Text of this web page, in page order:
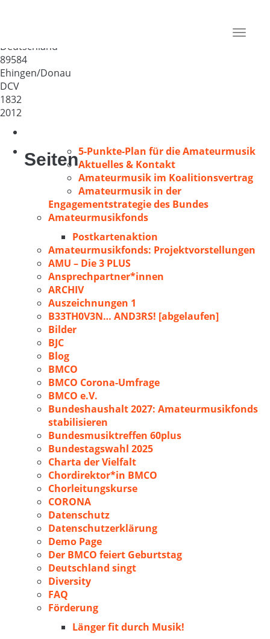
Toggle
Deutschland
89584
Ehingen/Donau
DCV
1832
2012
Seiten5-Punkte-Plan für die Amateurmusik
Aktuelles & Kontakt
Amateurmusik im Koalitionsvertrag
Amateurmusik in der
Engagementstrategie des Bundes
Amateurmusikfonds
Postkartenaktion
Amateurmusikfonds: Projektvorstellungen
AMU – Die 3 PLUS
Ansprechpartner*innen
ARCHIV
Auszeichnungen 1
B33TH0V3N… AND3RS! [abgelaufen]
Bilder
BJC
Blog
BMCO
BMCO Corona-Umfrage
BMCO e.V.
Bundeshaushalt 2027: Amateurmusikfonds
stabilisieren
Bundesmusiktreffen 60plus
Bundestagswahl 2025
Charta der Vielfalt
Chordirektor*in BMCO
Chorleitungskurse
CORONA
Datenschutz
Datenschutzerklärung
Demo Page
Der BMCO feiert Geburtstag
Deutschland singt
Diversity
FAQ
Förderung
Länger fit durch Musik!